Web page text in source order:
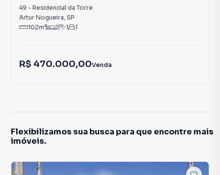
49 - Residencial da Torre
Artur Nogueira, SP
102m² 2 1 1
R$ 470.000,00Venda
Flexibilizamos sua busca para que encontre mais
imóveis.